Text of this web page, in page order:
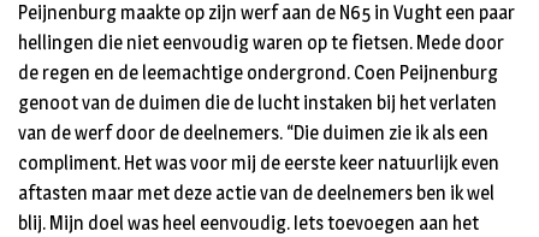
Peijnenburg maakte op zijn werf aan de N65 in Vught een paar
hellingen die niet eenvoudig waren op te fietsen. Mede door
de regen en de leemachtige ondergrond. Coen Peijnenburg
genoot van de duimen die de lucht instaken bij het verlaten
van de werf door de deelnemers. “Die duimen zie ik als een
compliment. Het was voor mij de eerste keer natuurlijk even
aftasten maar met deze actie van de deelnemers ben ik wel
blij. Mijn doel was heel eenvoudig. Iets toevoegen aan het